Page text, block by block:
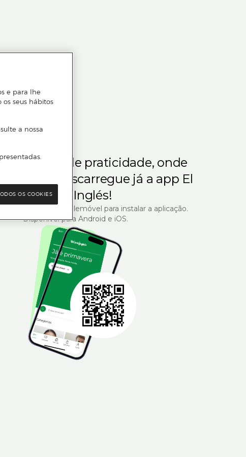
gosta de praticidade, onde
Descarregue já a app El
Corte Inglés!
QR com o seu telemóvel para instalar a aplicação.
Disponível para Android e iOS.
e para lhe
seus hábitos
a nossa
OS COOKIES